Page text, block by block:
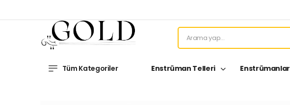
Tüm Kategoriler Enstrüman Telleri Enstrümanlar